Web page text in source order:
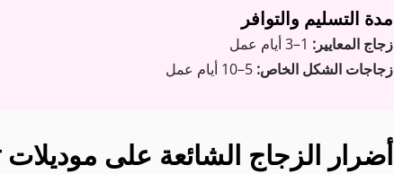
مدة التسليم والتوافر
زجاج المعايير:
زجاجات الشكل الخاص:
أضرار الزجاج الشائعة على موديلات Hymer